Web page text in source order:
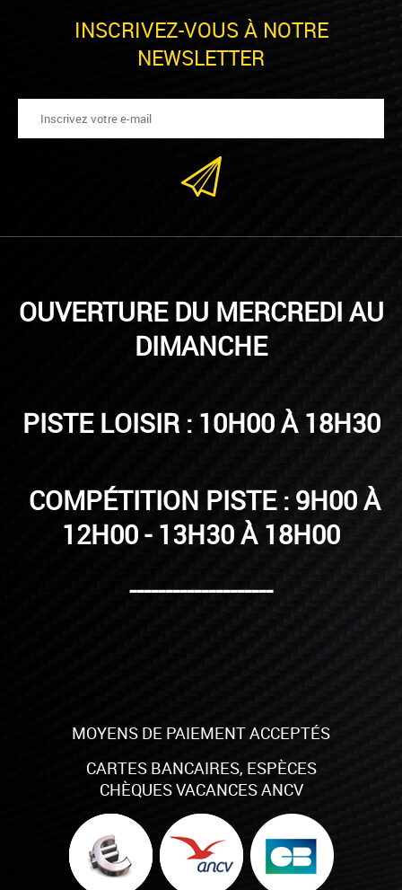
INSCRIVEZ-VOUS À NOTRE
NEWSLETTER
OUVERTURE DU MERCREDI AU
DIMANCHE
PISTE LOISIR : 10H00 À 18H30
COMPÉTITION PISTE : 9H00 À
12H00 - 13H30 À 18H00
--------------------
MOYENS DE PAIEMENT ACCEPTÉS
CARTES BANCAIRES, ESPÈCES
CHÈQUES VACANCES ANCV